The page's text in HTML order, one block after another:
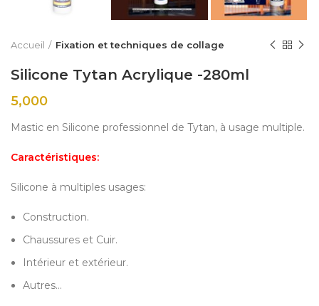
Accueil Fixation et techniques de collage
Silicone Tytan Acrylique -280ml
5,000
Mastic en Silicone professionnel de Tytan, à usage multiple.
Caractéristiques:
Silicone à multiples usages:
Construction.
Chaussures et Cuir.
Intérieur et extérieur.
Autres…